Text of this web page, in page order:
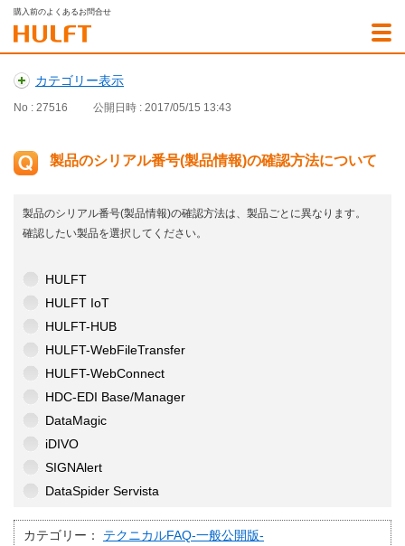
購入前のよくあるお問合せ
カテゴリー表示
No : 27516 公開日時 : 2017/05/15 13:43
製品のシリアル番号(製品情報)の確認方法について
製品のシリアル番号(製品情報)の確認方法は、製品ごとに異なります。
確認したい製品を選択してください。
HULFT
HULFT IoT
HULFT-HUB
HULFT-WebFileTransfer
HULFT-WebConnect
HDC-EDI Base/Manager
DataMagic
iDIVO
SIGNAlert
DataSpider Servista
カテゴリー： テクニカルFAQ-一般公開版-